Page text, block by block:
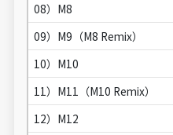
08）M8
09）M9（M8 Remix）
10）M10
11）M11（M10 Remix）
12）M12